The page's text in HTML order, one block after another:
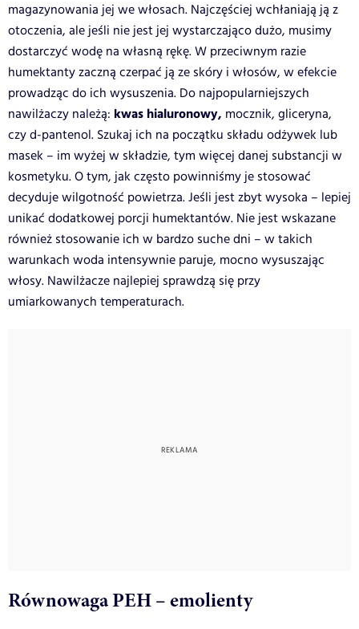
magazynowania jej we włosach. Najczęściej wchłaniają ją z
otoczenia, ale jeśli nie jest jej wystarczająco dużo, musimy
dostarczyć wodę na własną rękę. W przeciwnym razie
humektanty zaczną czerpać ją ze skóry i włosów, w efekcie
prowadząc do ich wysuszenia. Do najpopularniejszych
nawilżaczy należą: kwas hialuronowy, mocznik, gliceryna,
czy d-pantenol. Szukaj ich na początku składu odżywek lub
masek – im wyżej w składzie, tym więcej danej substancji w
kosmetyku. O tym, jak często powinniśmy je stosować
decyduje wilgotność powietrza. Jeśli jest zbyt wysoka – lepiej
unikać dodatkowej porcji humektantów. Nie jest wskazane
również stosowanie ich w bardzo suche dni – w takich
warunkach woda intensywnie paruje, mocno wysuszając
włosy. Nawilżacze najlepiej sprawdzą się przy
umiarkowanych temperaturach.
Równowaga PEH – emolienty